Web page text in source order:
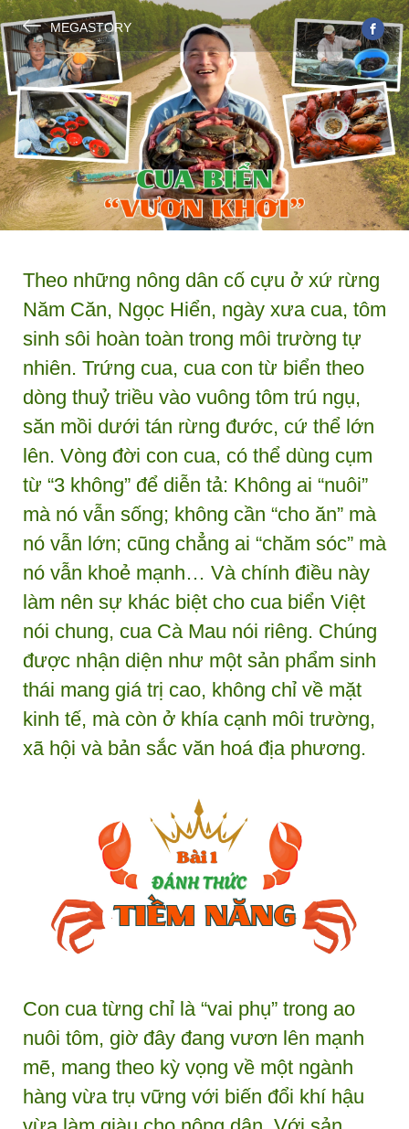
MEGASTORY
Theo những nông dân cố cựu ở xứ rừng
Năm Căn, Ngọc Hiển, ngày xưa cua, tôm
sinh sôi hoàn toàn trong môi trường tự
nhiên. Trứng cua, cua con từ biển theo
dòng thuỷ triều vào vuông tôm trú ngụ,
săn mồi dưới tán rừng đước, cứ thể lớn
lên. Vòng đời con cua, có thể dùng cụm
từ “3 không” để diễn tả: Không ai “nuôi”
mà nó vẫn sống; không cần “cho ăn” mà
nó vẫn lớn; cũng chẳng ai “chăm sóc” mà
nó vẫn khoẻ mạnh… Và chính điều này
làm nên sự khác biệt cho cua biển Việt
nói chung, cua Cà Mau nói riêng. Chúng
được nhận diện như một sản phẩm sinh
thái mang giá trị cao, không chỉ về mặt
kinh tế, mà còn ở khía cạnh môi trường,
xã hội và bản sắc văn hoá địa phương.
Con cua từng chỉ là “vai phụ” trong ao
nuôi tôm, giờ đây đang vươn lên mạnh
mẽ, mang theo kỳ vọng về một ngành
hàng vừa trụ vững với biến đổi khí hậu